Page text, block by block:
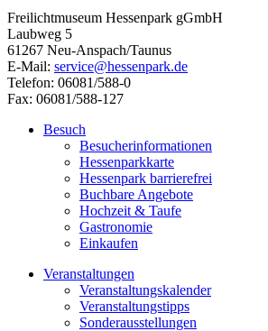
Freilichtmuseum Hessenpark gGmbH
Laubweg 5
61267 Neu-Anspach/Taunus
E-Mail: service@hessenpark.de
Telefon: 06081/588-0
Fax: 06081/588-127
Besuch
Besucherinformationen
Hessenparkkarte
Hessenpark barrierefrei
Buchbare Angebote
Hochzeit & Taufe
Gastronomie
Einkaufen
Veranstaltungen
Veranstaltungskalender
Veranstaltungstipps
Sonderausstellungen